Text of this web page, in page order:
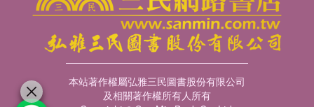
本站著作權屬弘雅三民圖書股份有限公司
及相關著作權所有人所有